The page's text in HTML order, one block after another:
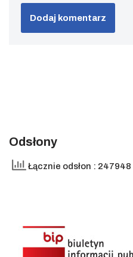
Odsłony
Łącznie odsłon : 247948